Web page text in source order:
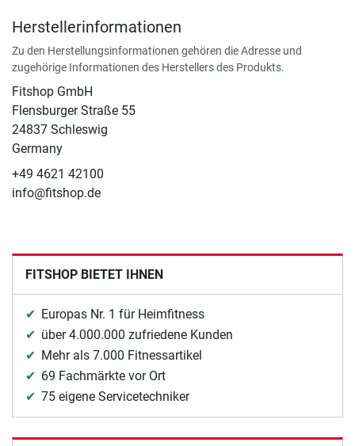
Herstellerinformationen
Zu den Herstellungsinformationen gehören die Adresse und
zugehörige Informationen des Herstellers des Produkts.
Fitshop GmbH
Flensburger Straße 55
24837 Schleswig
Germany
+49 4621 42100
info@fitshop.de
FITSHOP BIETET IHNEN
Europas Nr. 1 für Heimfitness
über 4.000.000 zufriedene Kunden
Mehr als 7.000 Fitnessartikel
69 Fachmärkte vor Ort
75 eigene Servicetechniker